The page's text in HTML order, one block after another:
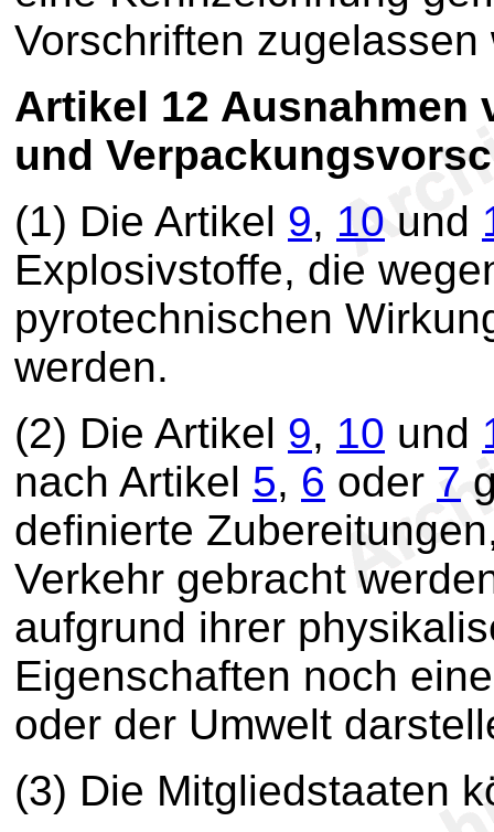
Vorschriften zugelassen
Artikel 12 Ausnahmen
und
(1) Die Artikel 9, 10 und
Explosivstoffe, die
pyrotechnischen
werden.
(2) Die Artikel 9, 10 und
nach Artikel 5, 6 oder 7
definierte
Verkehr gebracht
aufgrund ihrer
Eigenschaften noch
oder der Umwelt
(3) Die Mitgliedstaaten